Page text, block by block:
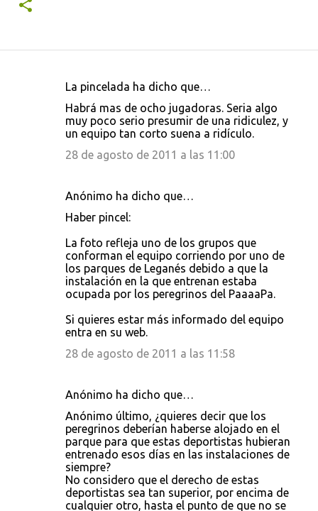
La pincelada ha dicho que…
Habrá mas de ocho jugadoras. Seria algo
muy poco serio presumir de una ridiculez, y
un equipo tan corto suena a ridículo.
28 de agosto de 2011 a las 11:00
Anónimo ha dicho que…
Haber pincel:
La foto refleja uno de los grupos que
conforman el equipo corriendo por uno de
los parques de Leganés debido a que la
instalación en la que entrenan estaba
ocupada por los peregrinos del PaaaaPa.
Si quieres estar más informado del equipo
entra en su web.
28 de agosto de 2011 a las 11:58
Anónimo ha dicho que…
Anónimo último, ¿quieres decir que los
peregrinos deberían haberse alojado en el
parque para que estas deportistas hubieran
entrenado esos días en las instalaciones de
siempre?
No considero que el derecho de estas
deportistas sea tan superior, por encima de
cualquier otro, hasta el punto de que no se